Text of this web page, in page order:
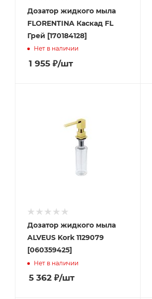
Дозатор жидкого мыла
FLORENTINA Каскад FL
Грей [170184128]
Нет в наличии
1 955 ₽/шт
Дозатор жидкого мыла
ALVEUS Kork 1129079
[060359425]
Нет в наличии
5 362 ₽/шт